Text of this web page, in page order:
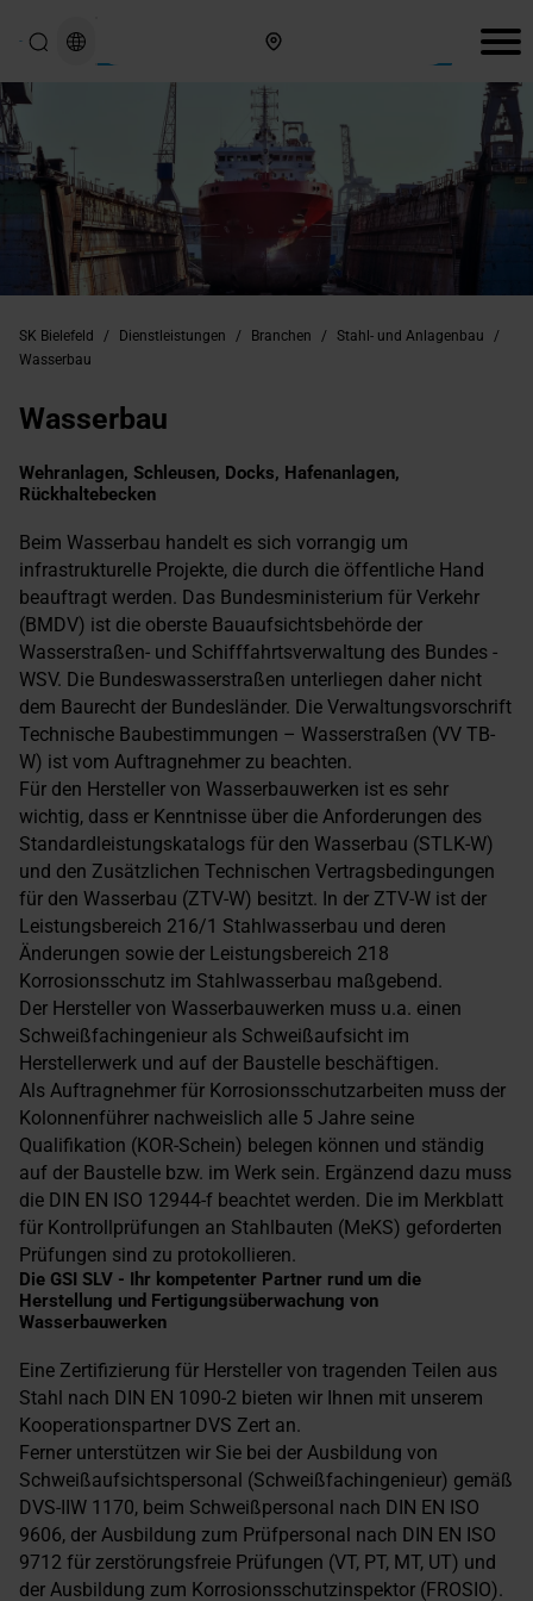
SK Bielefeld / Dienstleistungen / Branchen / Stahl- und Anlagenbau
/
Wasserbau
Wasserbau
Wehranlagen, Schleusen, Docks, Hafenanlagen,
Rückhaltebecken
Beim Wasserbau handelt es sich vorrangig um
infrastrukturelle Projekte, die durch die öffentliche Hand
beauftragt werden. Das Bundesministerium für Verkehr
(BMDV) ist die oberste Bauaufsichtsbehörde der
Wasserstraßen- und Schifffahrtsverwaltung des Bundes -
WSV. Die Bundeswasserstraßen unterliegen daher nicht
dem Baurecht der Bundesländer. Die Verwaltungsvorschrift
Technische Baubestimmungen – Wasserstraßen (VV TB-
W) ist vom Auftragnehmer zu beachten.
Für den Hersteller von Wasserbauwerken ist es sehr
wichtig, dass er Kenntnisse über die Anforderungen des
Standardleistungskatalogs für den Wasserbau (STLK-W)
und den Zusätzlichen Technischen Vertragsbedingungen
für den Wasserbau (ZTV-W) besitzt. In der ZTV-W ist der
Leistungsbereich 216/1 Stahlwasserbau und deren
Änderungen sowie der Leistungsbereich 218
Korrosionsschutz im Stahlwasserbau maßgebend.
Der Hersteller von Wasserbauwerken muss u.a. einen
Schweißfachingenieur als Schweißaufsicht im
Herstellerwerk und auf der Baustelle beschäftigen.
Als Auftragnehmer für Korrosionsschutzarbeiten muss der
Kolonnenführer nachweislich alle 5 Jahre seine
Qualifikation (KOR-Schein) belegen können und ständig
auf der Baustelle bzw. im Werk sein. Ergänzend dazu muss
die DIN EN ISO 12944-f beachtet werden. Die im Merkblatt
für Kontrollprüfungen an Stahlbauten (MeKS) geforderten
Prüfungen sind zu protokollieren.
Die GSI SLV - Ihr kompetenter Partner rund um die
Herstellung und Fertigungsüberwachung von
Wasserbauwerken
Eine Zertifizierung für Hersteller von tragenden Teilen aus
Stahl nach DIN EN 1090-2 bieten wir Ihnen mit unserem
Kooperationspartner DVS Zert an.
Ferner unterstützen wir Sie bei der Ausbildung von
Schweißaufsichtspersonal (Schweißfachingenieur) gemäß
DVS-IIW 1170, beim Schweißpersonal nach DIN EN ISO
9606, der Ausbildung zum Prüfpersonal nach DIN EN ISO
9712 für zerstörungsfreie Prüfungen (VT, PT, MT, UT) und
der Ausbildung zum Korrosionsschutzinspektor (FROSIO).